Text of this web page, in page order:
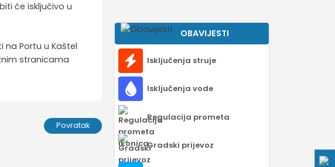
će isključivo u
na Portu u Kaštel
stranicama
Povratak
OBAVIJESTI
Isključenja struje
Isključenja vode
Regulacija prometa
Gradski prijevoz